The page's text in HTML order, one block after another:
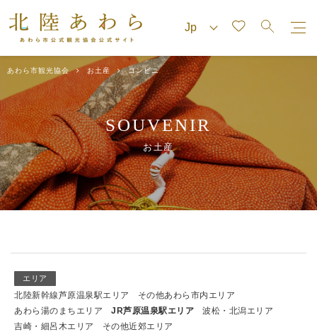
あわら市観光協会 お土産 コンビニ
SOUVENIR
お土産
エリア
北陸新幹線芦原温泉駅エリア
その他あわら市内エリア
あわら湯のまちエリア
JR芦原温泉駅エリア
波松・北潟エリア
吉崎・細呂木エリア
その他近郊エリア